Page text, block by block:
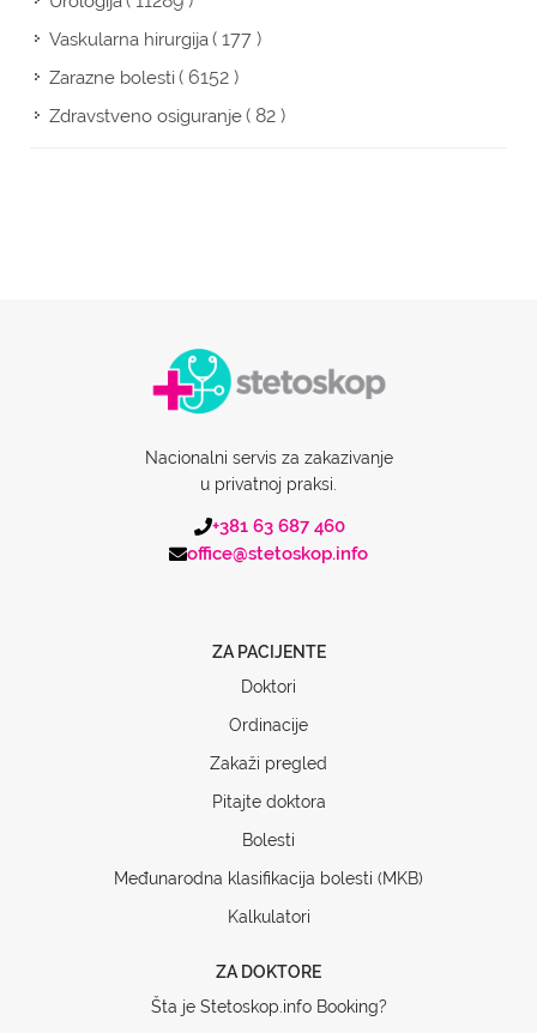
Vaskularna hirurgija( 177 )
Zarazne bolesti( 6152 )
Zdravstveno osiguranje( 82 )
Nacionalni servis za zakazivanje
u privatnoj praksi.
+381 63 687 460
office@stetoskop.info
ZA PACIJENTE
Doktori
Ordinacije
Zakaži pregled
Pitajte doktora
Bolesti
Međunarodna klasifikacija bolesti (MKB)
Kalkulatori
ZA DOKTORE
Šta je Stetoskop.info Booking?